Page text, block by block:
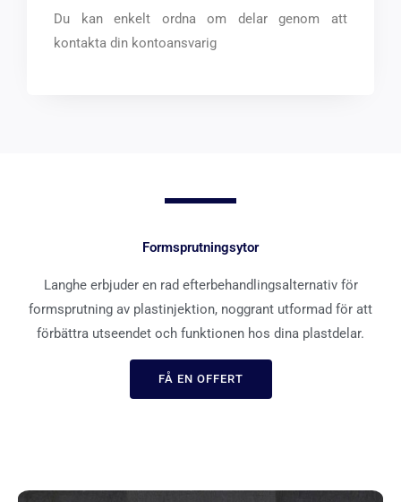
Du kan enkelt ordna om delar genom att
kontakta din kontoansvarig
Formsprutningsytor
Langhe erbjuder en rad efterbehandlingsalternativ för
formsprutning av plastinjektion, noggrant utformad för att
förbättra utseendet och funktionen hos dina plastdelar.
FÅ EN OFFERT